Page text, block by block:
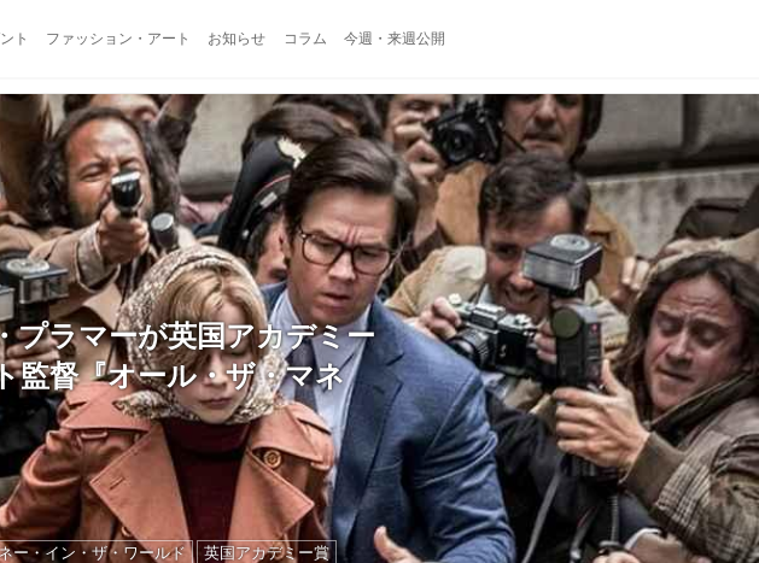
ト ファッション・アート お知らせ コラム 今週・来週公開
プラマーが英国アカデミー
監督『オール・ザ・マネ
ー・イン・ザ・ワールド 英国アカデミー賞